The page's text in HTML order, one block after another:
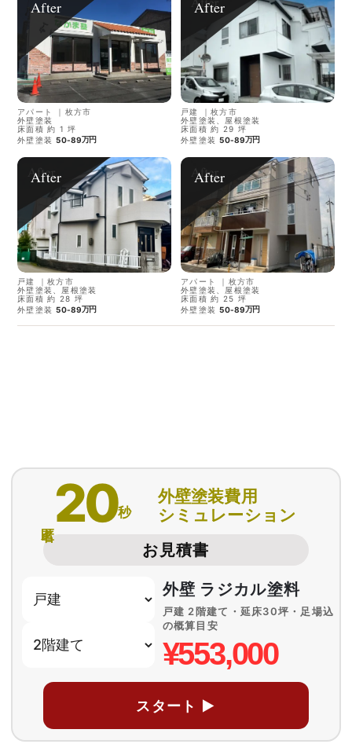
After
アパート ｜ 枚方市
外壁塗装
床面積 約 1 坪
外壁塗装 50-89万円
After
戸建 ｜枚方市
外壁塗装、屋根塗装
床面積 約 29 坪
外壁塗装 50-89万円
After
戸建 ｜枚方市
外壁塗装、屋根塗装
床面積 約 28 坪
外壁塗装 50-89万円
After
アパート ｜ 枚方市
外壁塗装、屋根塗装
床面積 約 25 坪
外壁塗装 50-89万円
20秒
外壁塗装費用
シミュレーション
お見積書
外壁 ラジカル塗料
戸建 2階建て・延床30坪・足場込
の概算目安
¥553,000
スタート ▶